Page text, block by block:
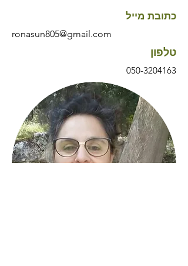
כתובת מייל
ronasun805@gmail.com
טלפון
050-3204163